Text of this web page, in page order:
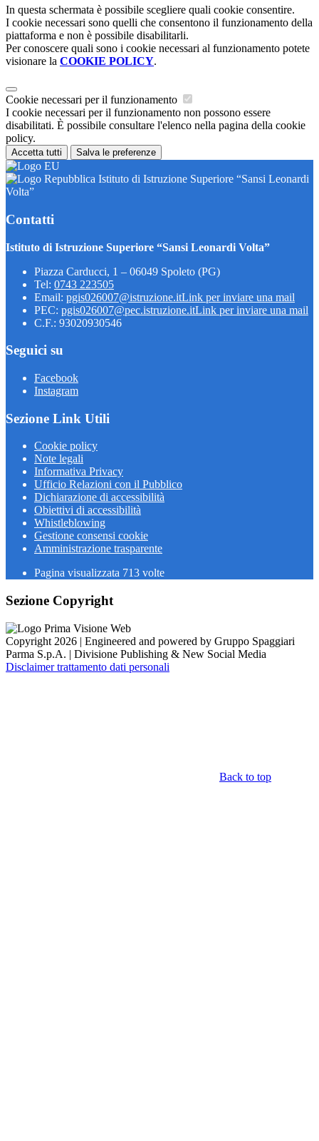
In questa schermata è possibile scegliere quali cookie consentire.
I cookie necessari sono quelli che consentono il funzionamento della
piattaforma e non è possibile disabilitarli.
Per conoscere quali sono i cookie necessari al funzionamento potete
visionare la COOKIE POLICY.
Cookie necessari per il funzionamento
I cookie necessari per il funzionamento non possono essere
disabilitati. È possibile consultare l'elenco nella pagina della cookie
policy.
Accetta tutti Salva le preferenze
Istituto di Istruzione Superiore “Sansi Leonardi
Volta”
Contatti
Istituto di Istruzione Superiore “Sansi Leonardi Volta”
Piazza Carducci, 1 – 06049 Spoleto (PG)
Tel: 0743 223505
Email: pgis026007@istruzione.itLink per inviare una mail
PEC: pgis026007@pec.istruzione.itLink per inviare una mail
C.F.: 93020930546
Seguici su
Facebook
Instagram
Sezione Link Utili
Cookie policy
Note legali
Informativa Privacy
Ufficio Relazioni con il Pubblico
Dichiarazione di accessibilità
Obiettivi di accessibilità
Whistleblowing
Gestione consensi cookie
Amministrazione trasparente
Pagina visualizzata 713 volte
Sezione Copyright
Copyright 2026 | Engineered and powered by Gruppo Spaggiari
Parma S.p.A. | Divisione Publishing & New Social Media
Disclaimer trattamento dati personali
Back to top